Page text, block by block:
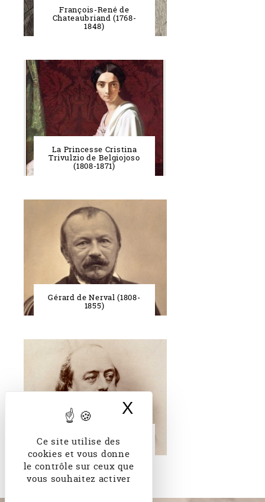
Ce site utilise des
cookies et vous donne
le contrôle sur ceux que
vous souhaitez activer
X Masquer le
François-René de
Chateaubriand (1768-
1848)
La Princesse Cristina
Trivulzio de Belgiojoso
(1808-1871)
Gérard de Nerval (1808-
1855)
Gustave Flaubert (1821-
1880)